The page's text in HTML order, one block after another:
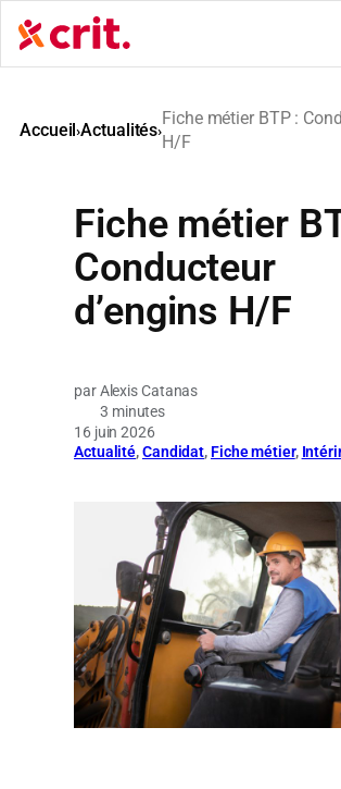
Aller
au
contenu
Accueil›Actualités›
Fiche métier BTP :
H/F
Fiche métier
Conducteur
d’engins H/F
Alexis Catanas
3 minutes
16 juin 2026
Actualité, Candidat, Fiche métier,